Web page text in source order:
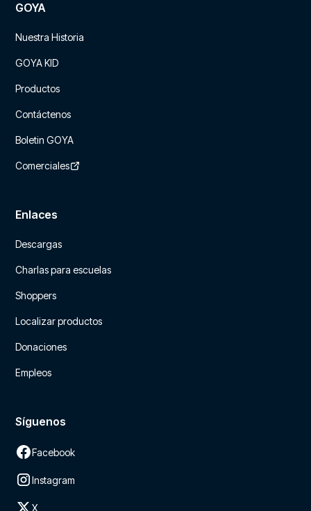
GOYA
Nuestra Historia
GOYA KID
Productos
Contáctenos
Boletin GOYA
Comerciales
Enlaces
Descargas
Charlas para escuelas
Shoppers
Localizar productos
Donaciones
Empleos
Síguenos
Facebook
Instagram
X